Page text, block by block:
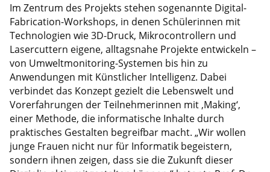
Im Zentrum des Projekts stehen sogenannte Digital-
Fabrication-Workshops, in denen Schülerinnen mit
Technologien wie 3D-Druck, Mikrocontrollern und
Lasercuttern eigene, alltagsnahe Projekte entwickeln –
von Umweltmonitoring-Systemen bis hin zu
Anwendungen mit Künstlicher Intelligenz. Dabei
verbindet das Konzept gezielt die Lebenswelt und
Vorerfahrungen der Teilnehmerinnen mit ‚Making‘,
einer Methode, die informatische Inhalte durch
praktisches Gestalten begreifbar macht. „Wir wollen
junge Frauen nicht nur für Informatik begeistern,
sondern ihnen zeigen, dass sie die Zukunft dieser